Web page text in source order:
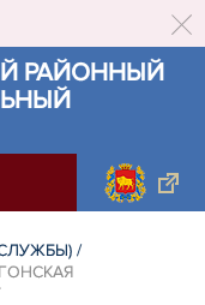
РАЙОННЫЙ
/